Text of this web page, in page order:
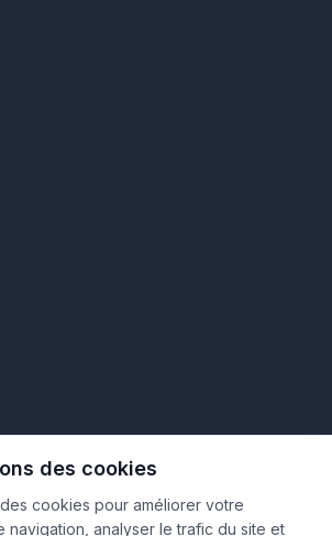
des cookies
cookies pour améliorer votre
navigation, analyser le trafic du site et